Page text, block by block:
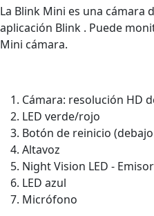
La Blink Mini es una
aplicación Blink . Puede
Mini cámara.
Cámara: resolución HD
LED verde/rojo
Botón de reinicio
Altavoz
Night Vision LED -
LED azul
Micrófono